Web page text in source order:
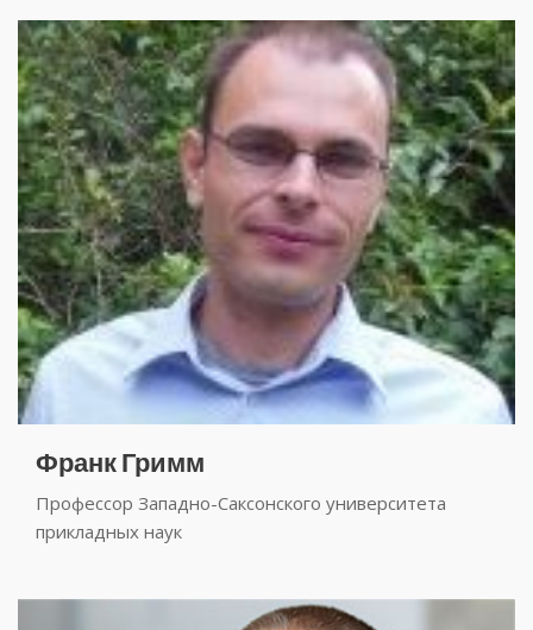
Франк Гримм
Профессор Западно-Саксонского университета
прикладных наук